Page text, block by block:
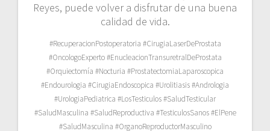
Reyes, puede volver a disfrutar de una buena
calidad de vida.
#RecuperacionPostoperatoria #CirugiaLaserDeProstata
#OncologoExperto #EnucleacionTransuretralDeProstata
#Orquiectomía #Nocturia #ProstatectomiaLaparoscopica
#Endourologia #CirugiaEndoscopica #Urolitiasis #Andrologia
#UrologiaPediatrica #LosTesticulos #SaludTesticular
#SaludMasculina #SaludReproductiva #TesticulosSanos #ElPene
#SaludMasculina #OrganoReproductorMasculino